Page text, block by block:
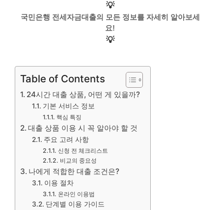
💡
국민은행 전세자금대출의 모든 정보를 자세히 알아보세
요!
💡
Table of Contents
24시간 대출 상품, 어떤 게 있을까?
기본 서비스 정보
핵심 특징
대출 상품 이용 시 꼭 알아야 할 것
주요 고려 사항
신청 전 체크리스트
비교의 중요성
나에게 적합한 대출 조건은?
이용 절차
온라인 이용법
단계별 이용 가이드